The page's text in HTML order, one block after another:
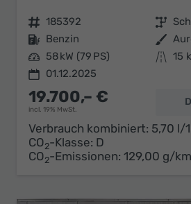
Fahrzeugnr. 185392 Getriebe
Kraftstoff Benzin Außenfarbe
Leistung 58 kW (79 PS) Kilometerstand 15
01.12.2025
19.700,– €
incl. 19% MwSt.
Verbrauch kombiniert: 5,70 l/
CO2-Klasse: D
CO2-Emissionen: 129,00 g/km